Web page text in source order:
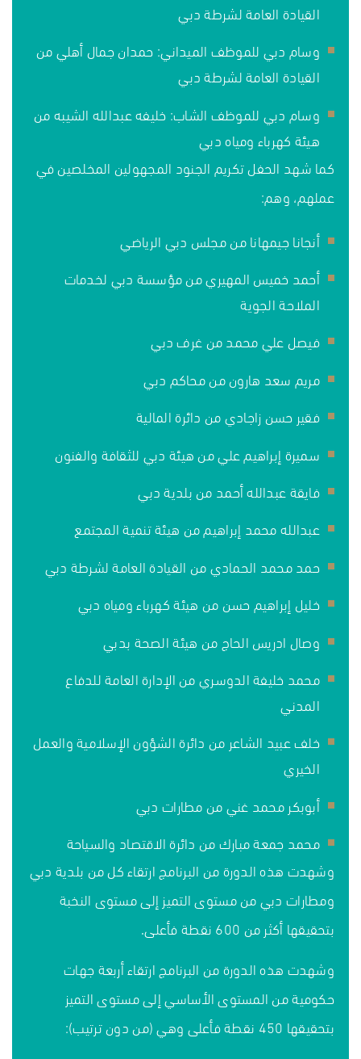
القيادة العامة لشرطة دبي
وسام دبي للموظف الميداني: حمدان جمال أهلي من
القيادة العامة لشرطة دبي
وسام دبي للموظف الشاب: خليفه عبدالله الشيبه من
هيئة كهرباء ومياه دبي
كما شهد الحفل تكريم الجنود المجهولين المخلصين في
عملهم، وهم:
أنجانا جيمهانا من مجلس دبي الرياضي
أحمد خميس المهيري من مؤسسة دبي لخدمات
الملاحة الجوية
فيصل علي محمد من غرف دبي
مريم سعد هارون من محاكم دبي
فقير حسن زاجادي من دائرة المالية
سميرة إبراهيم علي من هيئة دبي للثقافة والفنون
فايقة عبدالله أحمد من بلدية دبي
عبدالله محمد إبراهيم من هيئة تنمية المجتمع
حمد محمد الحمادي من القيادة العامة لشرطة دبي
خليل إبراهيم حسن من هيئة كهرباء ومياه دبي
وصال ادريس الحاج من هيئة الصحة بدبي
محمد خليفة الدوسري من الإدارة العامة للدفاع
المدني
خلف عبيد الشاعر من دائرة الشؤون الإسلامية والعمل
الخيري
أبوبكر محمد غني من مطارات دبي
محمد جمعة مبارك من دائرة الاقتصاد والسياحة
وشهدت هذه الدورة من البرنامج ارتقاء كل من بلدية دبي
ومطارات دبي من مستوى التميز إلى مستوى النخبة
بتحقيقها أكثر من 600 نقطة فأعلى.
وشهدت هذه الدورة من البرنامج ارتقاء أربعة جهات
حكومية من المستوى الأساسي إلى مستوى التميز
بتحقيقها 450 نقطة فأعلى وهي (من دون ترتيب):